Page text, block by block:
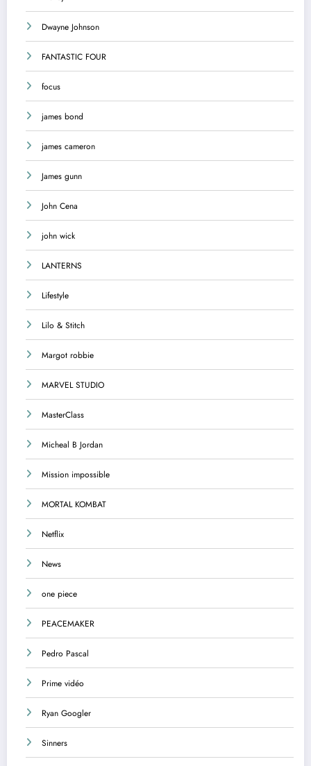
Dwayne Johnson
FANTASTIC FOUR
focus
james bond
james cameron
James gunn
John Cena
john wick
LANTERNS
Lifestyle
Lilo & Stitch
Margot robbie
MARVEL STUDIO
MasterClass
Micheal B Jordan
Mission impossible
MORTAL KOMBAT
Netflix
News
one piece
PEACEMAKER
Pedro Pascal
Prime vidéo
Ryan Googler
Sinners